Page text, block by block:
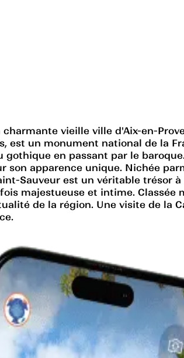
vieille ville d'Aix-en-
est un monument national de la
en passant par le
apparence unique. Nichée
Sauveur est un véritable trésor
majestueuse et intime. Classée
de la région. Une visite de la